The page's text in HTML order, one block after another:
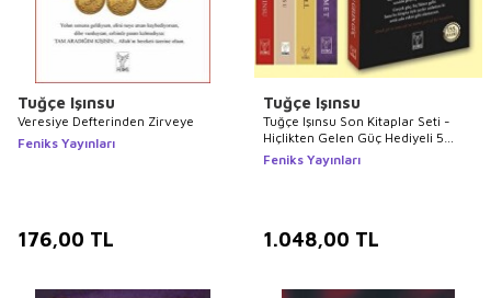
Tuğçe Işınsu
Veresiye Defterinden Zirveye
Feniks Yayınları
176,00 TL
Tuğçe Işınsu
Tuğçe Işınsu Son Kitaplar Seti -
Hiçlikten Gelen Güç Hediyeli 5
Kitap
Feniks Yayınları
1.048,00 TL